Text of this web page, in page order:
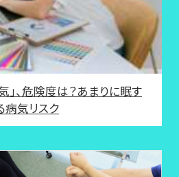
、危険度は？あまりに眠す
病気リスク